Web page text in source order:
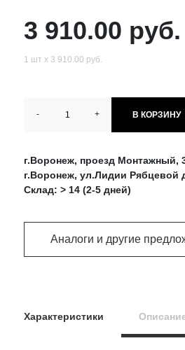
3 910.00 руб.
1 шт х 3 910.00 руб.
- + В КОРЗИНУ
г.Воронеж, проезд Монтажный,
г.Воронеж, ул.Лидии Рябцевой
Склад: > 14 (2-5 дней)
Аналоги и другие
Характеристики